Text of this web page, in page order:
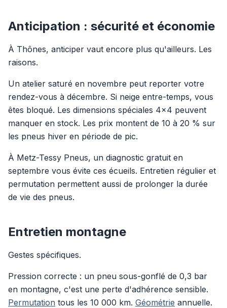
Anticipation : sécurité et économie
À Thônes, anticiper vaut encore plus qu'ailleurs. Les
raisons.
Un atelier saturé en novembre peut reporter votre
rendez-vous à décembre. Si neige entre-temps, vous
êtes bloqué. Les dimensions spéciales 4x4 peuvent
manquer en stock. Les prix montent de 10 à 20 % sur
les pneus hiver en période de pic.
À Metz-Tessy Pneus, un diagnostic gratuit en
septembre vous évite ces écueils. Entretien régulier et
permutation permettent aussi de prolonger la durée
de vie des pneus.
Entretien montagne
Gestes spécifiques.
Pression correcte : un pneu sous-gonflé de 0,3 bar
en montagne, c'est une perte d'adhérence sensible.
Permutation tous les 10 000 km. Géométrie annuelle.